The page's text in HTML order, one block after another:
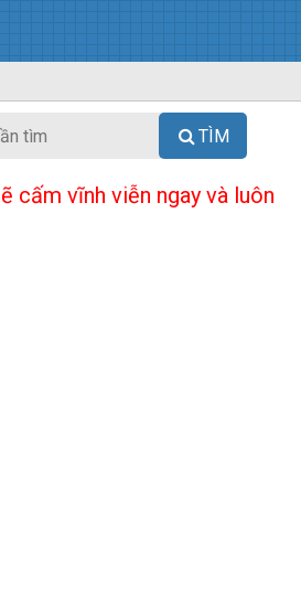
TÌM
cấm vĩnh viễn ngay và luôn